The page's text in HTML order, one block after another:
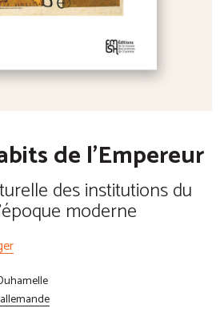
de l'Empereur
des institutions du
moderne